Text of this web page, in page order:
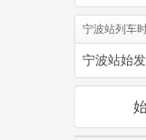
宁波站列车
宁波站始